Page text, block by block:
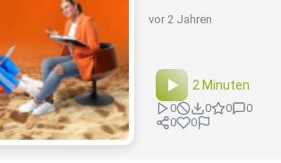
vor 2 Jahren
2 Minuten
0 0 0
0
0
0